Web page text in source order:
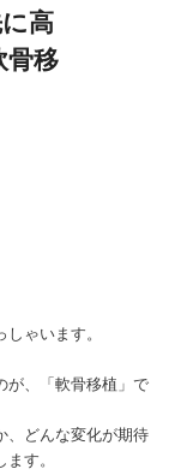
高
骨移
ゃいます。
が、「軟骨移植」で
、どんな変化が期待
す。